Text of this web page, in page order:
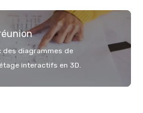
des diagrammes de
interactifs en 3D.